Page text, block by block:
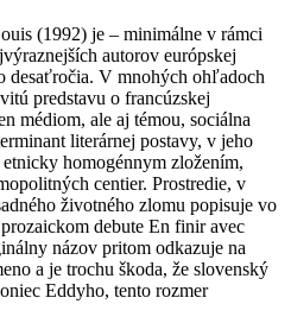
(1992) je – minimálne v rámci
autorov európskej
desaťročia. V mnohých ohľadoch
predstavu o francúzskej
médiom, ale aj témou, sociálna
literárnej postavy, v jeho
homogénnym zložením,
centier. Prostredie, v
životného zlomu popisuje vo
debute En finir avec
názov pritom odkazuje na
a je trochu škoda, že slovenský
Eddyho, tento rozmer